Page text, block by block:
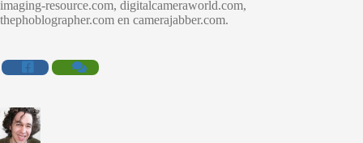
imaging-resource.com, digitalcameraworld.com,
thephoblographer.com en camerajabber.com.